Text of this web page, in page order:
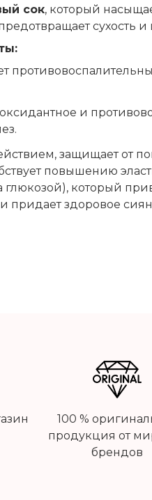
сок, который
сухость
и
защищает от
повышению
глюкозой), который
придает здоровое
100 %
продукция от
брендов